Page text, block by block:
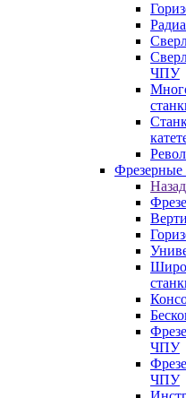
ЧПУ
Фрезерные
Назад
ЧПУ
ЧПУ